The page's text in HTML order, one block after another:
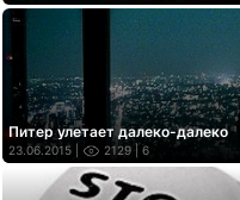
Питер улетает далеко-далеко
23.06.2015 | 2129 | 6